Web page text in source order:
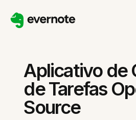
Aplicativo de
de Tarefas
Source